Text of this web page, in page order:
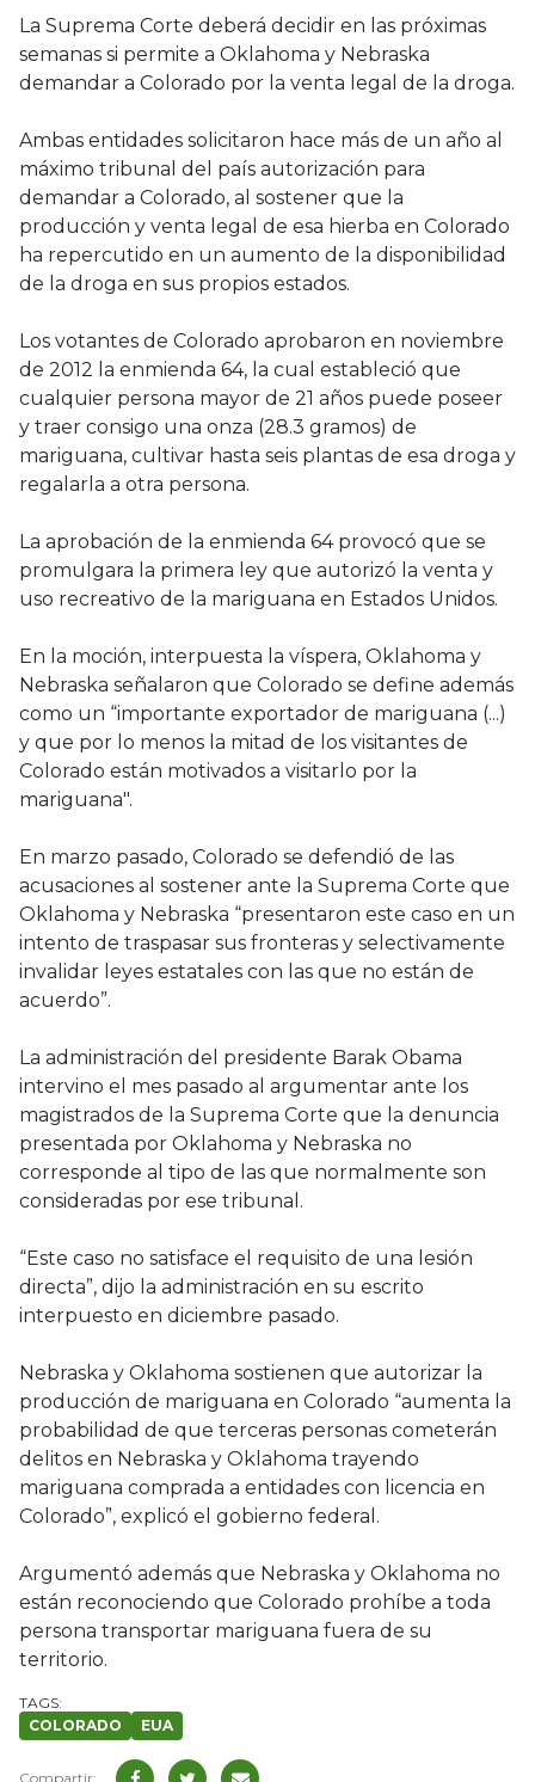
La Suprema Corte deberá decidir en las próximas
semanas si permite a Oklahoma y Nebraska
demandar a Colorado por la venta legal de la droga.
Ambas entidades solicitaron hace más de un año al
máximo tribunal del país autorización para
demandar a Colorado, al sostener que la
producción y venta legal de esa hierba en Colorado
ha repercutido en un aumento de la disponibilidad
de la droga en sus propios estados.
Los votantes de Colorado aprobaron en noviembre
de 2012 la enmienda 64, la cual estableció que
cualquier persona mayor de 21 años puede poseer
y traer consigo una onza (28.3 gramos) de
mariguana, cultivar hasta seis plantas de esa droga y
regalarla a otra persona.
La aprobación de la enmienda 64 provocó que se
promulgara la primera ley que autorizó la venta y
uso recreativo de la mariguana en Estados Unidos.
En la moción, interpuesta la víspera, Oklahoma y
Nebraska señalaron que Colorado se define además
como un “importante exportador de mariguana (...)
y que por lo menos la mitad de los visitantes de
Colorado están motivados a visitarlo por la
mariguana".
En marzo pasado, Colorado se defendió de las
acusaciones al sostener ante la Suprema Corte que
Oklahoma y Nebraska “presentaron este caso en un
intento de traspasar sus fronteras y selectivamente
invalidar leyes estatales con las que no están de
acuerdo”.
La administración del presidente Barak Obama
intervino el mes pasado al argumentar ante los
magistrados de la Suprema Corte que la denuncia
presentada por Oklahoma y Nebraska no
corresponde al tipo de las que normalmente son
consideradas por ese tribunal.
“Este caso no satisface el requisito de una lesión
directa”, dijo la administración en su escrito
interpuesto en diciembre pasado.
Nebraska y Oklahoma sostienen que autorizar la
producción de mariguana en Colorado “aumenta la
probabilidad de que terceras personas cometerán
delitos en Nebraska y Oklahoma trayendo
mariguana comprada a entidades con licencia en
Colorado”, explicó el gobierno federal.
Argumentó además que Nebraska y Oklahoma no
están reconociendo que Colorado prohíbe a toda
persona transportar mariguana fuera de su
territorio.
COLORADO EUA